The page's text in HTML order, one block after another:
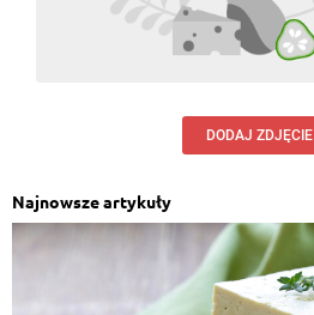
DODAJ ZDJĘCIE
Najnowsze artykuły